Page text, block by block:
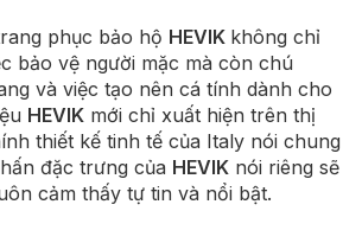
phục bảo hộ HEVIK không chỉ
bảo vệ người mặc mà còn chú
và việc tạo nên cá tính dành cho
HEVIK mới chỉ xuất hiện trên thị
thiết kế tinh tế của Italy nói chung
đặc trưng của HEVIK nói riêng sẽ
cảm thấy tự tin và nổi bật.